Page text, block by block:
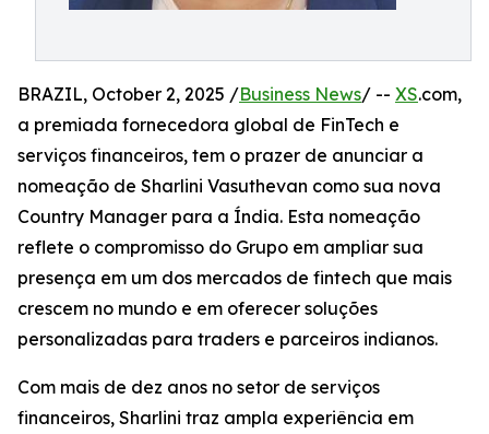
BRAZIL, October 2, 2025 /Business News/ -- XS.com,
a premiada fornecedora global de FinTech e
serviços financeiros, tem o prazer de anunciar a
nomeação de Sharlini Vasuthevan como sua nova
Country Manager para a Índia. Esta nomeação
reflete o compromisso do Grupo em ampliar sua
presença em um dos mercados de fintech que mais
crescem no mundo e em oferecer soluções
personalizadas para traders e parceiros indianos.
Com mais de dez anos no setor de serviços
financeiros, Sharlini traz ampla experiência em